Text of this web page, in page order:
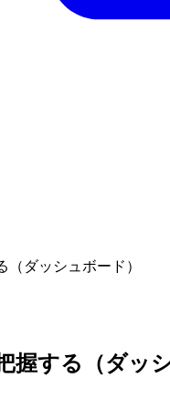
ダッシュボード）
握する（ダッ